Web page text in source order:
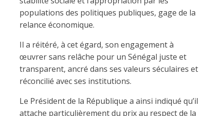
populations des politiques publiques, gage de la
relance économique.
Il a réitéré, à cet égard, son engagement à
œuvrer sans relâche pour un Sénégal juste et
transparent, ancré dans ses valeurs séculaires et
réconcilié avec ses institutions.
Le Président de la République a ainsi indiqué qu’il
attache particulièrement du prix au respect de la